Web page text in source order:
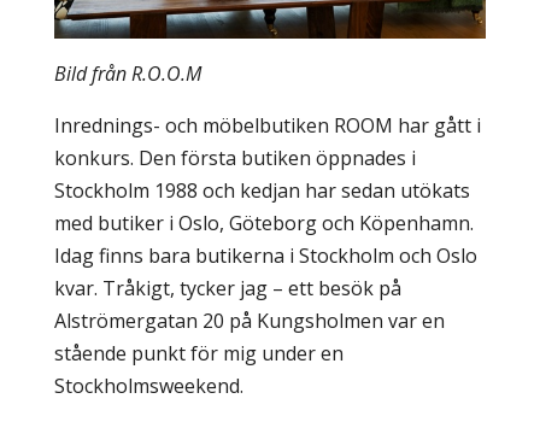
Bild från R.O.O.M
Inrednings- och möbelbutiken ROOM har gått i
konkurs. Den första butiken öppnades i
Stockholm 1988 och kedjan har sedan utökats
med butiker i Oslo, Göteborg och Köpenhamn.
Idag finns bara butikerna i Stockholm och Oslo
kvar. Tråkigt, tycker jag – ett besök på
Alströmergatan 20 på Kungsholmen var en
stående punkt för mig under en
Stockholmsweekend.